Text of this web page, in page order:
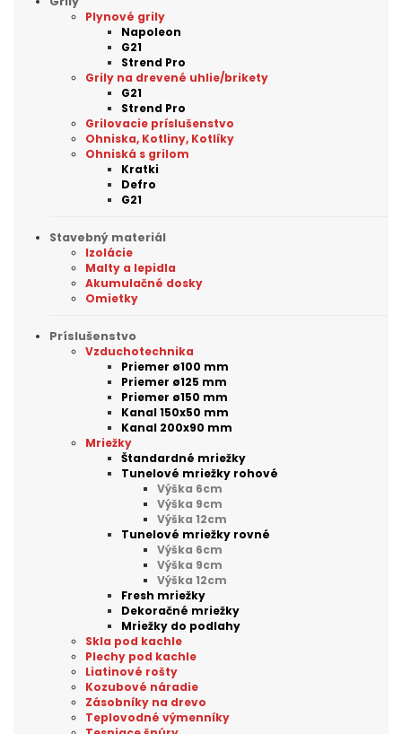
Plynové grily
Napoleon
G21
Strend Pro
Grily na drevené uhlie/brikety
G21
Strend Pro
Grilovacie príslušenstvo
Ohniska, Kotliny, Kotlíky
Ohniská s grilom
Kratki
Defro
G21
Stavebný materiál
Izolácie
Malty a lepidla
Akumulačné dosky
Omietky
Príslušenstvo
Vzduchotechnika
Priemer ø100 mm
Priemer ø125 mm
Priemer ø150 mm
Kanal 150x50 mm
Kanal 200x90 mm
Mriežky
Štandardné mriežky
Tunelové mriežky rohové
Výška 6cm
Výška 9cm
Výška 12cm
Tunelové mriežky rovné
Výška 6cm
Výška 9cm
Výška 12cm
Fresh mriežky
Dekoračné mriežky
Mriežky do podlahy
Skla pod kachle
Plechy pod kachle
Liatinové rošty
Kozubové náradie
Zásobníky na drevo
Teplovodné výmenníky